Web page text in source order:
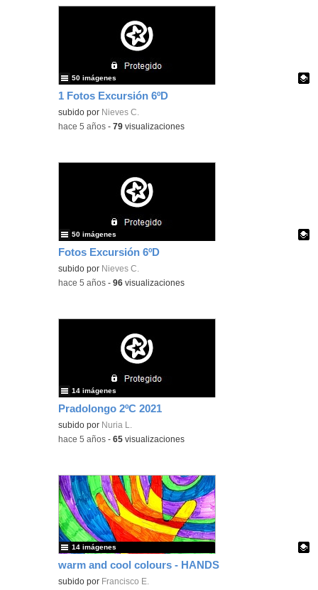
1 Fotos Excursión 6ºD
Contenido educativo.
subido por Nieves C.
50 imágenes
-hace 5 años -79 visualizaciones
Fotos Excursión 6ºD
Contenido educativo.
subido por Nieves C.
50 imágenes
-hace 5 años -96 visualizaciones
Pradolongo 2ºC 2021
subido por Nuria L.
14 imágenes
-hace 5 años -65 visualizaciones
warm and cool colours - HANDS
Contenido educativo.
subido por Francisco E.
14 imágenes